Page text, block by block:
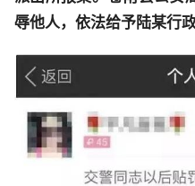
辱他人，依法给予陆某行